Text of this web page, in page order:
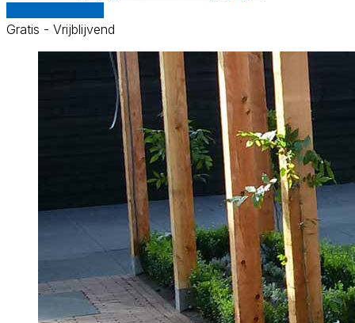
Gratis - Vrijblijvend